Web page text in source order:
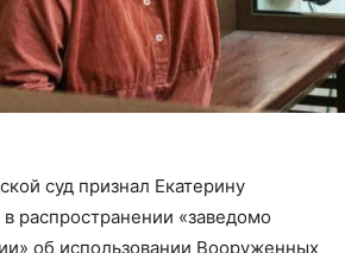
суд признал Екатерину
распространении «заведомо
об использовании Вооруженных